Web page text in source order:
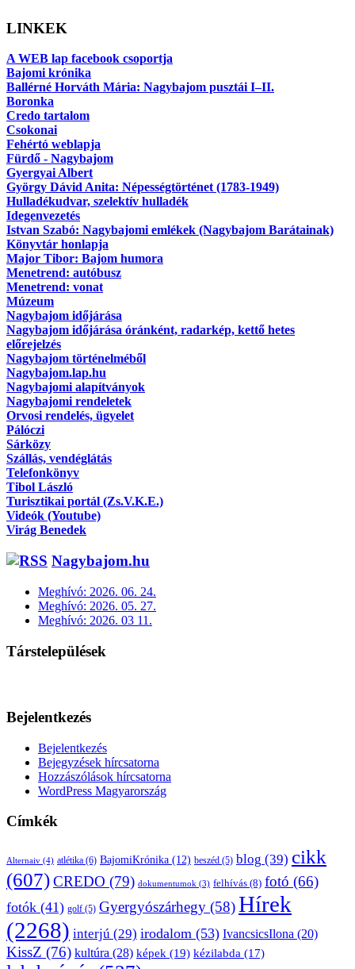
LINKEK
A WEB lap facebook csoportja
Bajomi krónika
Ballérné Horváth Mária: Nagybajom pusztái I–II.
Boronka
Credo tartalom
Csokonai
Fehértó weblapja
Fürdő - Nagybajom
Gyergyai Albert
György Dávid Anita: Népességtörténet (1783-1949)
Hulladékudvar, szelektív hulladék
Idegenvezetés
Istvan Szabó: Nagybajomi emlékek (Nagybajom Barátainak)
Könyvtár honlapja
Major Tibor: Bajom humora
Menetrend: autóbusz
Menetrend: vonat
Múzeum
Nagybajom időjárása
Nagybajom időjárása óránként, radarkép, kettő hetes
előrejelzés
Nagybajom történelméből
Nagybajom.lap.hu
Nagybajomi alapítványok
Nagybajomi rendeletek
Orvosi rendelés, ügyelet
Pálóczi
Sárközy
Szállás, vendéglátás
Telefonkönyv
Tibol László
Turisztikai portál (Zs.V.K.E.)
Videók (Youtube)
Virág Benedek
Nagybajom.hu
Meghívó: 2026. 06. 24.
Meghívó: 2026. 05. 27.
Meghívó: 2026. 03 11.
Társtelepülések
Bejelentkezés
Bejelentkezés
Bejegyzések hírcsatorna
Hozzászólások hírcsatorna
WordPress Magyarország
Címkék
Alternaiv (4) atlétika (6) BajomiKrónika (12) beszéd (5) blog (39) cikk
(607)CREDO (79) dokumentumok (3) felhívás (8) fotó (66)
fotók (41) golf (5) Gyergyószárhegy (58)Hírek
(2268) interjú (29) irodalom (53) IvancsicsIlona (20)
KissZ (76) kultúra (28) képek (19) kézilabda (17)